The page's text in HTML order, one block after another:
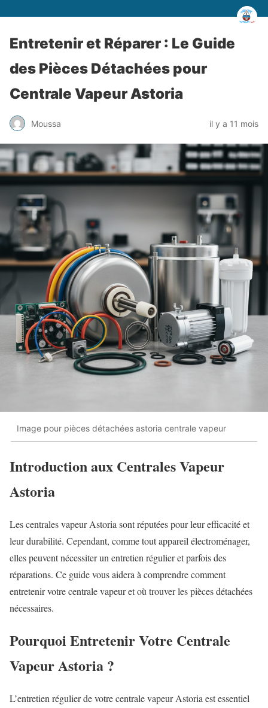
Entretenir et Réparer : Le Guide
des Pièces Détachées pour
Centrale Vapeur Astoria
Moussa il y a 11 mois
Image pour pièces détachées astoria centrale vapeur
Introduction aux Centrales Vapeur
Astoria
Les centrales vapeur Astoria sont réputées pour leur efficacité et
leur durabilité. Cependant, comme tout appareil électroménager,
elles peuvent nécessiter un entretien régulier et parfois des
réparations. Ce guide vous aidera à comprendre comment
entretenir votre centrale vapeur et où trouver les pièces détachées
nécessaires.
Pourquoi Entretenir Votre Centrale
Vapeur Astoria ?
L’entretien régulier de votre centrale vapeur Astoria est essentiel